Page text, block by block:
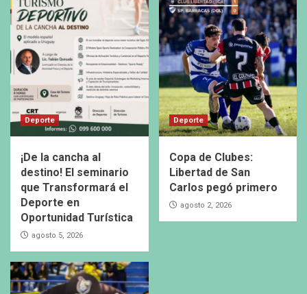
Deporte
¡De la cancha al
destino! El seminario
que Transformará el
Deporte en
Oportunidad Turística
agosto 5, 2026
Deporte
Copa de Clubes:
Libertad de San
Carlos pegó primero
agosto 2, 2026